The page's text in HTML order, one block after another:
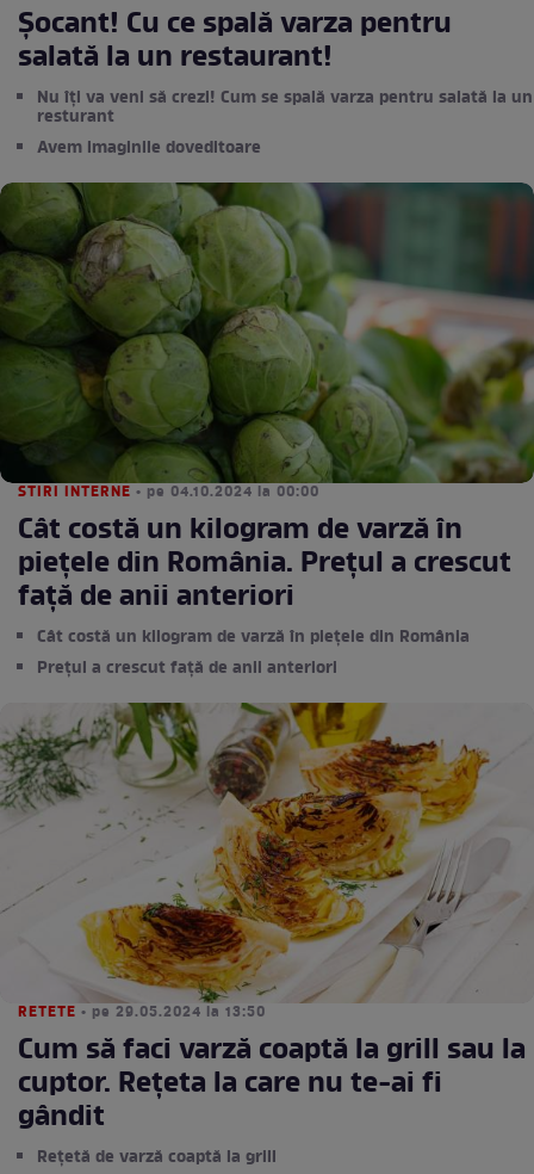
Șocant! Cu ce spală varza pentru
salată la un restaurant!
Nu îți va veni să crezi! Cum se spală varza pentru salată la un
resturant
Avem imaginile doveditoare
STIRI INTERNE • pe 04.10.2024 la 00:00
Cât costă un kilogram de varză în
piețele din România. Prețul a crescut
față de anii anteriori
Cât costă un kilogram de varză în piețele din România
Prețul a crescut față de anii anteriori
RETETE • pe 29.05.2024 la 13:50
Cum să faci varză coaptă la grill sau la
cuptor. Rețeta la care nu te-ai fi
gândit
Rețetă de varză coaptă la grill